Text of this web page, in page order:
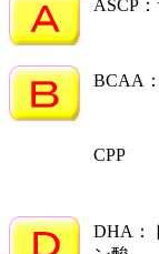
ASCP
BCAA
CPP
DHA：